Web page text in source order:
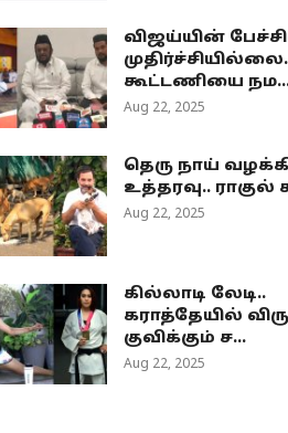
விஜய்யின்
கூட்டணியை
Aug 22, 2025
தெரு நாய்
உத்தரவு.. ராகுல்
Aug 22, 2025
கில்லாடி லேடி..
கராத்தேயில்
குவிக்கும் ச...
Aug 22, 2025